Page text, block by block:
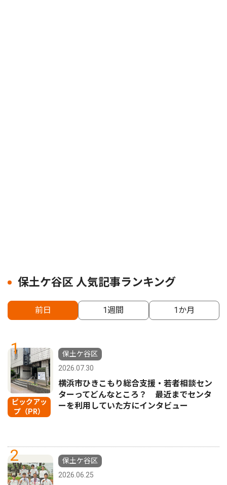
保土ケ谷区 人気記事ランキング
前日 1週間 1か月
1
ピックアッ
プ（PR）
保土ケ谷区
2026.07.30
横浜市ひきこもり総合支援・若者相談セン
ターってどんなところ？ 最近までセンタ
ーを利用していた方にインタビュー
2
保土ケ谷区
2026.06.25